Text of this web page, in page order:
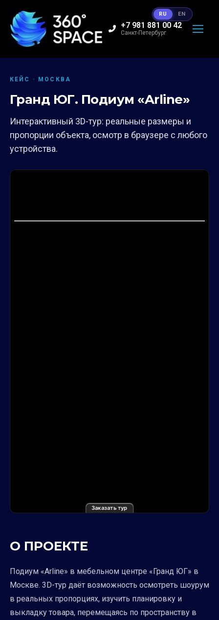
+7 981 881 00 42
Санкт-Петербург
КЕЙС · МОСКВА
Гранд ЮГ. Подиум «Arline»
Интерактивный 3D-тур: реальные размеры и
пропорции объекта, осмотр в браузере с любого
устройства.
Заказать тур
О ПРОЕКТЕ
Подиум «Arline» в мебельном центре «Гранд ЮГ» в
Москве. 3D-тур даёт возможность осмотреть шоурум
в реальных пропорциях, изучить планировку и
выкладку товара, перемещаясь по пространству в
RU EN